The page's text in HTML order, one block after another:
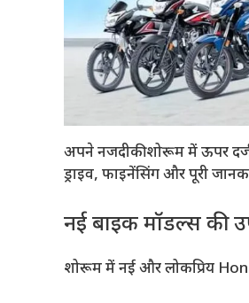
अपने नजदीकी शोरूम में ऊपर दर्ज
ड्राइव, फाइनेंसिंग और पूरी
नई बाइक मॉडल्स की
शोरूम में नई और लोकप्रिय